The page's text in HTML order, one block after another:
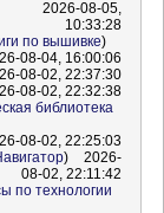
2026-08-05,
10:33:28
по вышивке)
08-04, 16:00:06
08-02, 22:37:30
08-02, 22:32:38
библиотека
08-02, 22:25:03
)
2026-
08-02, 22:11:42
по технологии